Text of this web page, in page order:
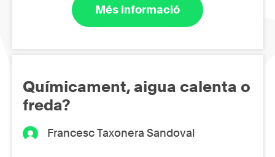
Més informació
Químicament, aigua calenta o
freda?
Francesc Taxonera Sandoval